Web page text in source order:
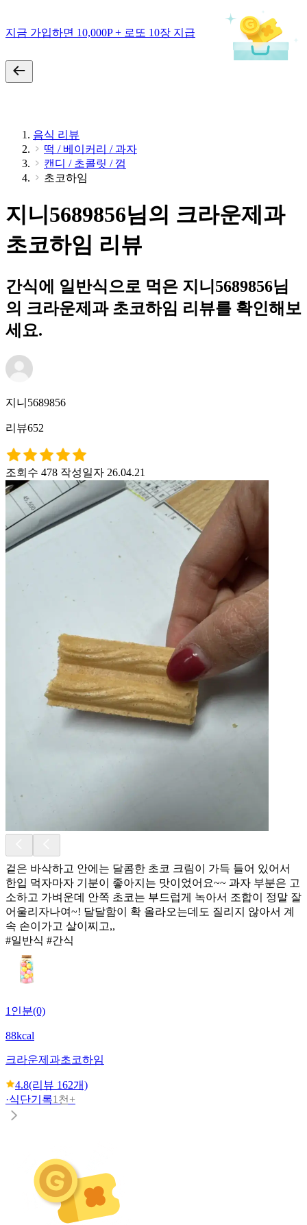
지금 가입하면 10,000P + 로또 10장 지급
음식 리뷰
떡 / 베이커리 / 과자
캔디 / 초콜릿 / 껌
초코하임
지니5689856님의 크라운제과
초코하임 리뷰
간식에 일반식으로 먹은 지니5689856님
의 크라운제과 초코하임 리뷰를 확인해보
세요.
지니5689856
리뷰652
조회수 478 작성일자 26.04.21
겉은 바삭하고 안에는 달콤한 초코 크림이 가득 들어 있어서
한입 먹자마자 기분이 좋아지는 맛이었어요~~ 과자 부분은 고
소하고 가벼운데 안쪽 초코는 부드럽게 녹아서 조합이 정말 잘
어울리자나여~! 달달함이 확 올라오는데도 질리지 않아서 계
속 손이가고 살이찌고,,
#일반식 #간식
1인분(0)
88kcal
크라운제과초코하임
4.8(리뷰 162개)
·식단기록1천+